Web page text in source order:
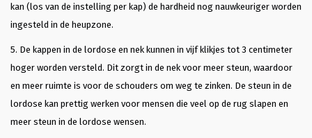
kan (los van de instelling per kap) de hardheid nog nauwkeuriger worden
ingesteld in de heupzone.
5. De kappen in de lordose en nek kunnen in vijf klikjes tot 3 centimeter
hoger worden versteld. Dit zorgt in de nek voor meer steun, waardoor
en meer ruimte is voor de schouders om weg te zinken. De steun in de
lordose kan prettig werken voor mensen die veel op de rug slapen en
meer steun in de lordose wensen.